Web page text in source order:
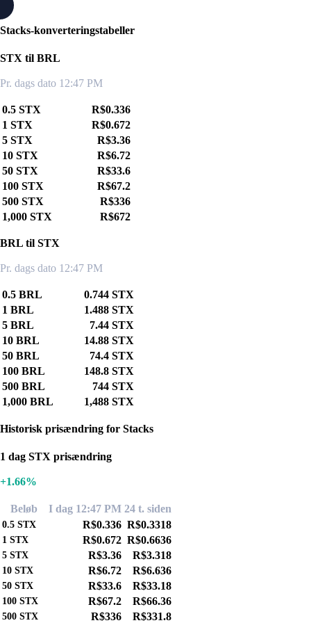
Stacks-konverteringstabeller
STX til BRL
Pr. dags dato 12:47 PM
0.5 STX
R$0.336
1 STX
R$0.672
5 STX
R$3.36
10 STX
R$6.72
50 STX
R$33.6
100 STX
R$67.2
500 STX
R$336
1,000 STX
R$672
BRL til STX
Pr. dags dato 12:47 PM
0.5 BRL
0.744 STX
1 BRL
1.488 STX
5 BRL
7.44 STX
10 BRL
14.88 STX
50 BRL
74.4 STX
100 BRL
148.8 STX
500 BRL
744 STX
1,000 BRL
1,488 STX
Historisk prisændring for Stacks
1 dag STX prisændring
+1.66%
Beløb I dag 12:47 PM 24 t. siden
0.5 STX R$0.336 R$0.3318
1 STX R$0.672 R$0.6636
5 STX R$3.36 R$3.318
10 STX R$6.72 R$6.636
50 STX R$33.6 R$33.18
100 STX R$67.2 R$66.36
500 STX R$336 R$331.8